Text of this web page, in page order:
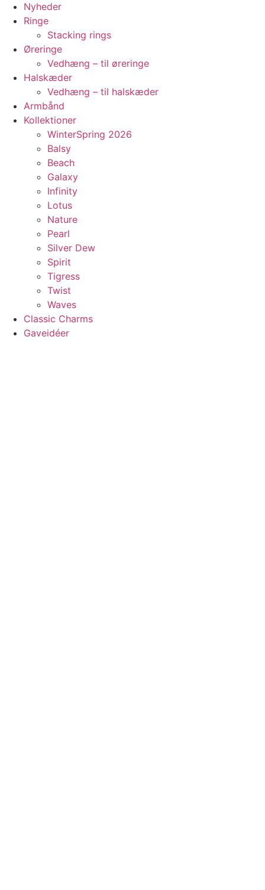
Nyheder
Ringe
Stacking rings
Øreringe
Vedhæng – til øreringe
Halskæder
Vedhæng – til halskæder
Armbånd
Kollektioner
WinterSpring 2026
Balsy
Beach
Galaxy
Infinity
Lotus
Nature
Pearl
Silver Dew
Spirit
Tigress
Twist
Waves
Classic Charms
Gaveidéer